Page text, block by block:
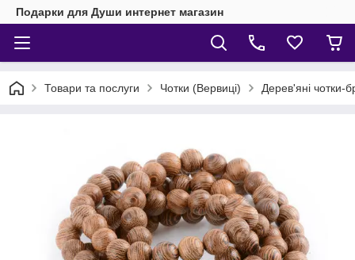
Подарки для Души интернет магазин
Товари та послуги Чотки (Вервиці) Дерев'яні чотки-